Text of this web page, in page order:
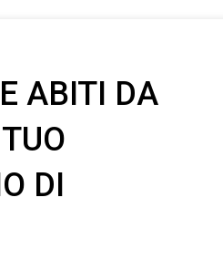
ABITI DA
DI